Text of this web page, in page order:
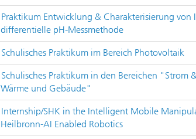
Praktikum Entwicklung & Charakterisierung von
differentielle pH-Messmethode
Schulisches Praktikum im Bereich Photovoltaik
Schulisches Praktikum in den Bereichen "Strom
Wärme und Gebäude"
Internship/SHK in the Intelligent Mobile
Heilbronn-AI Enabled Robotics